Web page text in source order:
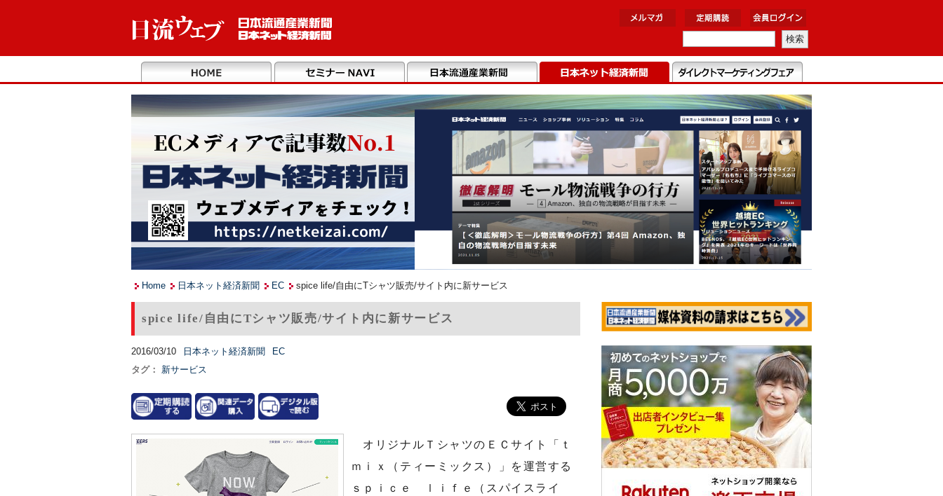
Home 日本ネット経済新聞 EC spice life/自由にTシャツ販売/サイト内に新サービス
spice life/自由にTシャツ販売/サイト内に新サービス
2016/03/10 日本ネット経済新聞
EC
タグ：
新サービス
オリジナルＴシャツのＥＣサイト「ｔ
ｍｉｘ（ティーミックス）」を運営する
ｓｐｉｃｅ ｌｉｆｅ（スパイスライ